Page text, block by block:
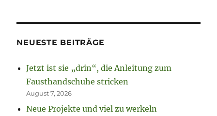
NEUESTE BEITRÄGE
Jetzt ist sie „drin“, die Anleitung zum
Fausthandschuhe stricken
August 7, 2026
Neue Projekte und viel zu werkeln